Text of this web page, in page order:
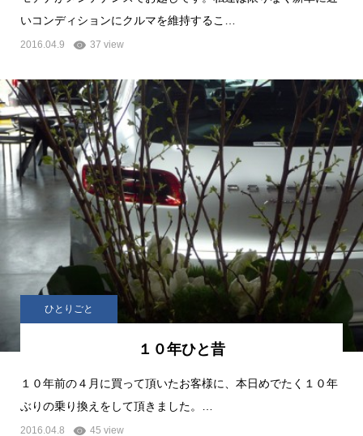
いコンディションにクルマを維持するこ…
2016.04.9 37 view
ひとりごと
１０年ひと昔
１０年前の４月に買って頂いたお客様に、本日めでたく１０年
ぶりの乗り換えをして頂きました。…
2016.04.8 45 view